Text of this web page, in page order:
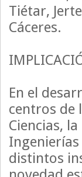
Tiétar,
Cáceres.
En el
centros de
Ciencias,
distintos